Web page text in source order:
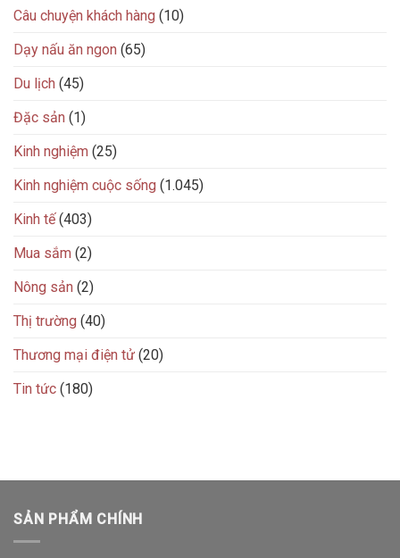
Câu chuyện khách hàng (10)
Dạy nấu ăn ngon (65)
Du lịch (45)
Đặc sản (1)
Kinh nghiệm (25)
Kinh nghiệm cuộc sống (1.045)
Kinh tế(403)
Mua sắm (2)
Nông sản (2)
Thị trường (40)
Thương mại điện tử (20)
Tin tức (180)
SẢN PHẨM CHÍNH